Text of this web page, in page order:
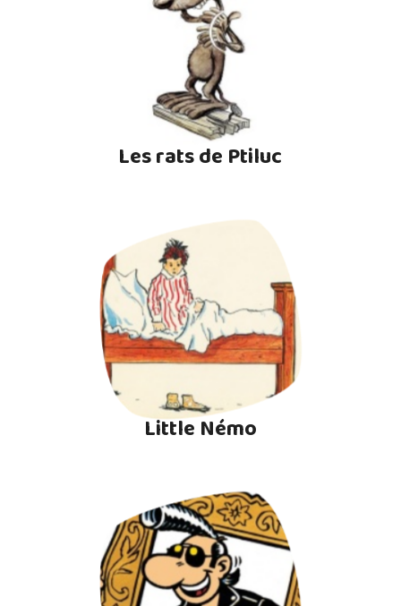
Les rats de Ptiluc
Little Némo